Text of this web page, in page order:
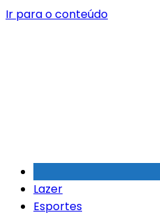
Ir para o conteúdo
Lazer
Esportes